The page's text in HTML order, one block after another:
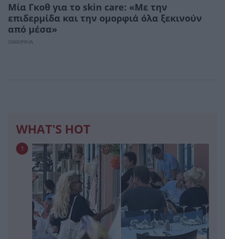
Μία Γκοθ για το skin care: «Με την
επιδερμίδα και την ομορφιά όλα ξεκινούν
από μέσα»
ΟΜΟΡΦΙΑ
WHAT'S HOT
1